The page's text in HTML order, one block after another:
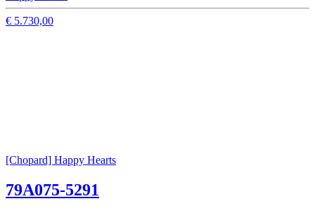
€ 5.730,00
[Chopard] Happy Hearts
79A075-5291